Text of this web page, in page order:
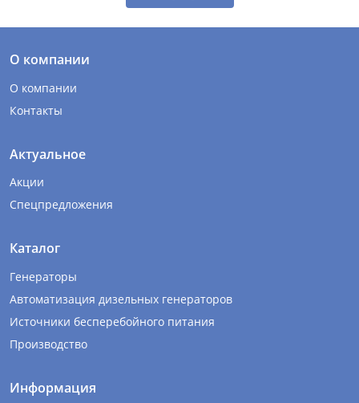
О компании
О компании
Контакты
Актуальное
Акции
Спецпредложения
Каталог
Генераторы
Автоматизация дизельных генераторов
Источники бесперебойного питания
Производство
Информация